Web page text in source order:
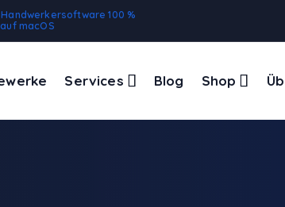
100 %
macOS
Services Blog Shop